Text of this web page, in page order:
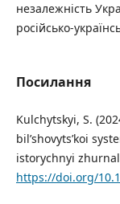
незалежність
російсько-
Посилання
Kulchytskyi, S.
bil’shovyts’koi
istorychnyi
https://doi.org/